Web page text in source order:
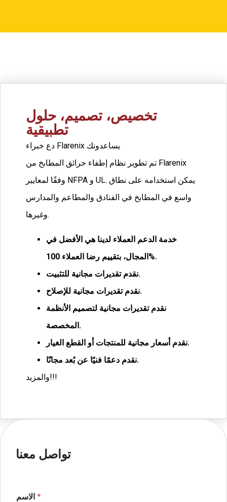
تخصيص، تصميم، حلول
تطبيقية
دع خبراء Flarenix يساعدونك
تم تطوير نظام إطفاء حرائق المطابخ من Flarenix
وفقًا لمعايير NFPA و UL. يمكن استخدامه على نطاق
واسع في المطابخ في الفنادق والمطاعم والمدارس
وغيرها.
خدمة الدعم العملاء لدينا هي الأفضل في
المجال، بتقييم رضا العملاء100%.
نقدم تقديرات مجانية للتثبيت.
نقدم تقديرات مجانية للإصلاح.
نقدم تقديرات مجانية لتصميم الأنظمة
المخصصة.
نقدم أسعار مجانية للمنتجات أو القطع الغيار.
نقدم دعمًا فنيًا عن بُعد مجانًا.
والمزيد!!!
تواصل معنا
*